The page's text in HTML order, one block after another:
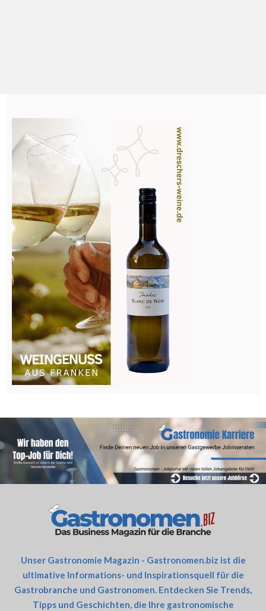
Unser Gastronomie Magazin - Gastronomen.biz ist die
ultimative Informations- und Inspirationsquell für die
Gastrobranche und Gastronomen. Entdecken Sie Trends,
Tipps und Geschichten, die Ihre gastronomische